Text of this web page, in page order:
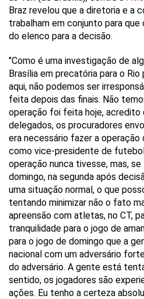
Braz revelou que a diretoria e a
trabalham em conjunto para
do elenco para a decisão.
"Como é uma investigação de
Brasília em precatória para o
aqui, não podemos ser
feita depois das finais. Não
operação foi feita hoje, acredito
delegados, os procuradores
era necessário fazer a operação
como vice-presidente de
operação nunca tivesse, mas,
domingo, na segunda após
uma situação normal, o que
tentando minimizar não o fato
apreensão com atletas, no CT,
tranquilidade para o jogo de
para o jogo de domingo que a
nacional com um adversário
do adversário. A gente está
sentido, os jogadores são
ações. Eu tenho a certeza